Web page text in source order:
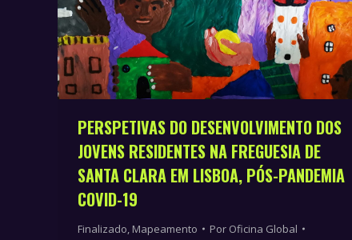
PERSPETIVAS DO DESENVOLVIMENTO DOS
JOVENS RESIDENTES NA FREGUESIA DE
SANTA CLARA EM LISBOA, PÓS-PANDEMIA
COVID-19
Finalizado, Mapeamento Por Oficina Global